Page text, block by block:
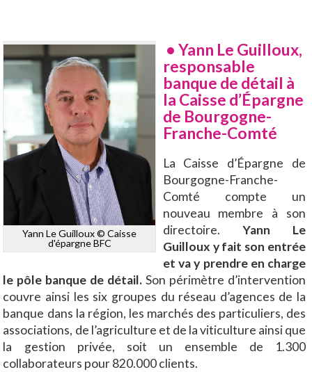
Yann Le Guilloux © Caisse
d'épargne BFC
• Yann Le Guilloux,
responsable
banque de détail à
la Caisse d’Épargne
de Bourgogne-
Franche-Comté
La Caisse d’Épargne de
Bourgogne-Franche-
Comté compte un
nouveau membre à son
directoire. Yann Le
Guilloux y fait son entrée
et va y prendre en charge
le pôle banque de détail. Son périmètre d’intervention
couvre ainsi les six groupes du réseau d’agences de la
banque dans la région, les marchés des particuliers, des
associations, de l’agriculture et de la viticulture ainsi que
la gestion privée, soit un ensemble de 1.300
collaborateurs pour 820.000 clients.